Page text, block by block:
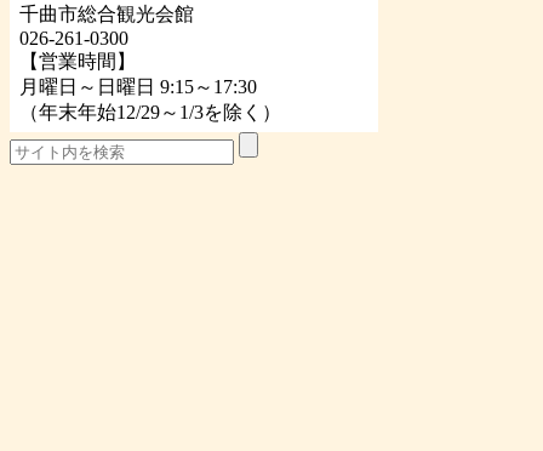
千曲市総合観光会館
026-261-0300
【営業時間】
月曜日～日曜日 9:15～17:30
（年末年始12/29～1/3を除く）